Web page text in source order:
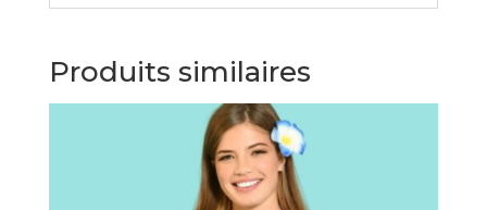
Produits similaires